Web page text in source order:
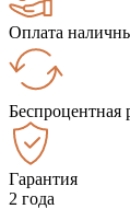
Оплата
Беспроцентная
Гарантия
2 года